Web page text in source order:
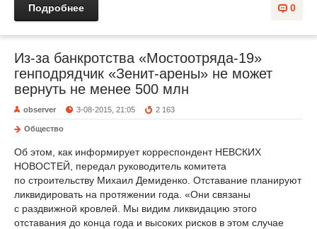
0
Подробнее
Из-за банкротства «Мостоотряда-19»
генподрядчик «Зенит-арены» не может
вернуть не менее 500 млн
observer 3-08-2015, 21:05 2 163
Общество
Об этом, как информирует корреспондент НЕВСКИХ
НОВОСТЕЙ, передал руководитель комитета
по строительству Михаил Демиденко. Отставание планируют
ликвидировать на протяжении года. «Они связаны
с раздвижной кровлей. Мы видим ликвидацию этого
отставания до конца года и высоких рисков в этом случае